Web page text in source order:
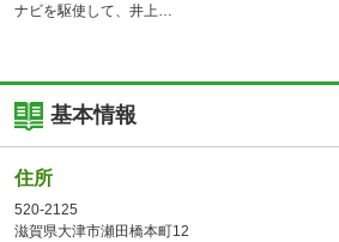
ナビを駆使して、井上
基本情報
住所
520-2125
滋賀県大津市瀬田橋本町12